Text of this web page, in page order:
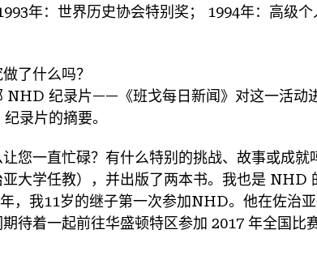
年：世界历史协会特别奖； 1994年：高级
了什么吗？
NHD 纪录片——《班戈每日新闻》对这一活动
录片的摘要。
您一直忙碌？有什么特别的挑战、故事或成就
大学任教），并出版了两本书。我也是 NHD
，我11岁的继子第一次参加NHD。他在佐治
待着一起前往华盛顿特区参加 2017 年全国比赛